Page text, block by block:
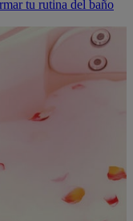
tu rutina del baño